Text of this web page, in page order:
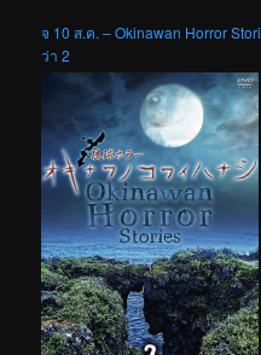
จ 10 ส.ค. – Okinawan Horror
ว่า 2